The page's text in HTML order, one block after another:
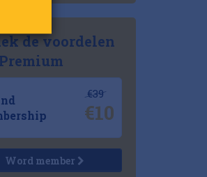
de voordelen
€39
€10
Word member